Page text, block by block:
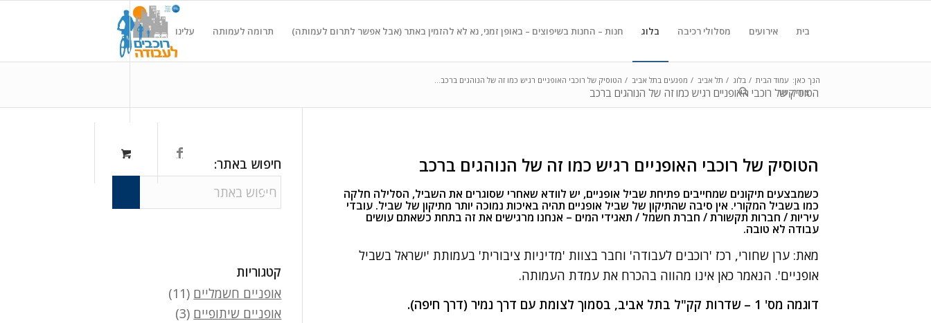
בית אירועים מסלולי רכיבה בלוג חנות – החנות בשיפוצים – באופן זמני, נא לא להזמין באתר (אבל אפשר לתרום לעמותה) תרומה לעמותה עלינו
צור קשר
הטוסיק של רוכבי האופניים רגיש כמו זה של הנוהגים ברכב
הנך כאן: עמוד הבית / בלוג / תל אביב / מפגעים בתל אביב / הטוסיק של רוכבי האופניים רגיש כמו זה של הנוהגים ברכב...
הטוסיק של רוכבי האופניים רגיש כמו זה של הנוהגים ברכב
כשמבצעים תיקונים שמחייבים פתיחת שביל אופניים, יש לוודא שאחרי שסוגרים את השביל, הסלילה חלקה
כמו בשביל המקורי. אין סיבה שהתיקון של שביל אופניים תהיה באיכות נמוכה יותר מתיקון של שביל. עובדי
עיריות / חברות תקשורת / חברת חשמל / תאגידי המים – אנחנו מרגישים את זה בתחת כשאתם עושים
עבודה לא טובה.
מאת: ערן שחורי, רכז 'רוכבים לעבודה' וחבר בצוות 'מדיניות ציבורית' בעמותת 'ישראל בשביל
אופניים'. הנאמר כאן אינו מהווה בהכרח את עמדת העמותה.
דוגמה מס' 1 – שדרות קק"ל בתל אביב, בסמוך לצומת עם דרך נמיר (דרך חיפה).
חיפוש באתר:
קטגוריות
אופניים חשמליים (11)
אופניים שיתופיים (3)